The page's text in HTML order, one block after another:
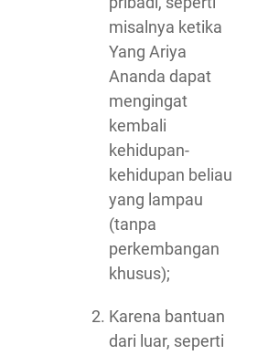
misalnya ketika
Yang Ariya
Ananda dapat
mengingat
kembali
kehidupan-
kehidupan beliau
yang lampau
(tanpa
perkembangan
khusus);
Karena bantuan
dari luar, seperti